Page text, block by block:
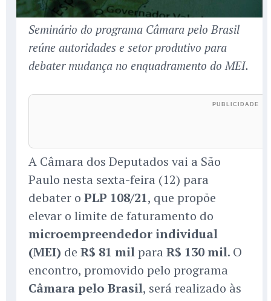
Seminário do programa Câmara pelo Brasil
reúne autoridades e setor produtivo para
debater mudança no enquadramento do MEI.
A Câmara dos Deputados vai a São
Paulo nesta sexta-feira (12) para
debater o PLP 108/21, que propõe
elevar o limite de faturamento do
microempreendedor individual
(MEI) de R$ 81 mil para R$ 130 mil. O
encontro, promovido pelo programa
Câmara pelo Brasil, será realizado às